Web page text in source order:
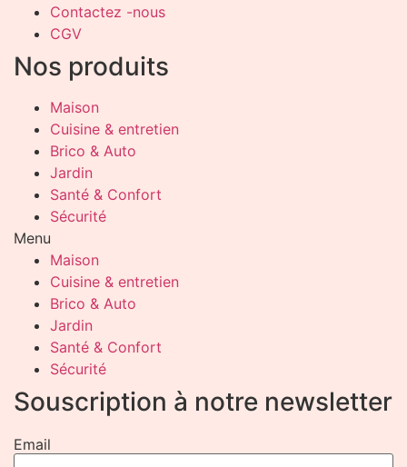
Contactez -nous
CGV
Nos produits
Maison
Cuisine & entretien
Brico & Auto
Jardin
Santé & Confort
Sécurité
Menu
Maison
Cuisine & entretien
Brico & Auto
Jardin
Santé & Confort
Sécurité
Souscription à notre newsletter
Email